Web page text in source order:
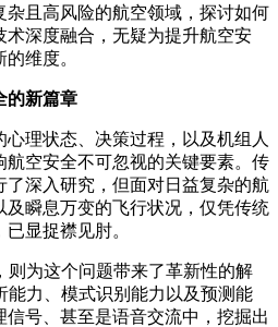
且高风险的航空领域，探讨如何
深度融合，无疑为提升航空安
维度。
的新篇章
理状态、决策过程，以及机组人
航空安全不可忽视的关键要素。传
深入研究，但面对日益复杂的航
及瞬息万变的飞行状况，仅凭传统
显捉襟见肘。
为这个问题带来了革新性的解
能力、模式识别能力以及预测能
号、甚至是语音交流中，挖掘出